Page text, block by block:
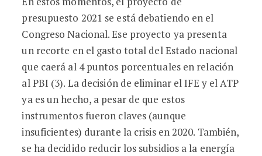
presupuesto 2021 se está debatiendo en el
Congreso Nacional. Ese proyecto ya presenta
un recorte en el gasto total del Estado nacional
que caerá al 4 puntos porcentuales en relación
al PBI (3). La decisión de eliminar el IFE y el ATP
ya es un hecho, a pesar de que estos
instrumentos fueron claves (aunque
insuficientes) durante la crisis en 2020. También,
se ha decidido reducir los subsidios a la energía